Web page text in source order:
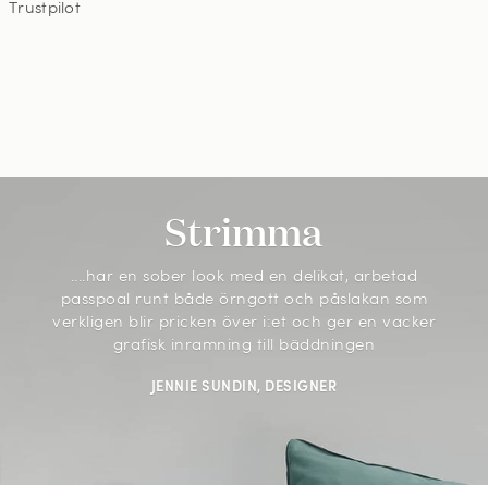
Trustpilot
Strimma
....har en sober look med en delikat, arbetad
passpoal runt både örngott och påslakan som
verkligen blir pricken över i:et och ger en vacker
grafisk inramning till bäddningen
JENNIE SUNDIN, DESIGNER